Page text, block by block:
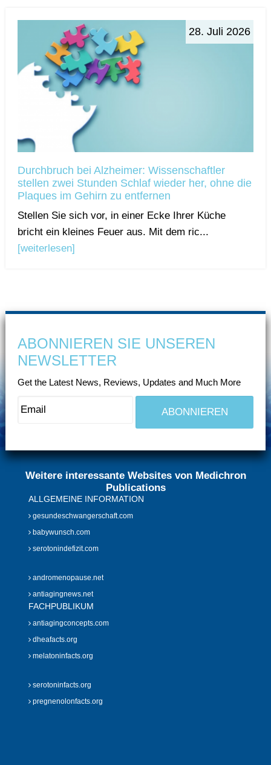
28. Juli 2026
Durchbruch bei Alzheimer: Wissenschaftler
stellen zwei Stunden Schlaf wieder her, ohne die
Plaques im Gehirn zu entfernen
Stellen Sie sich vor, in einer Ecke Ihrer Küche
bricht ein kleines Feuer aus. Mit dem ric...
[weiterlesen]
ABONNIEREN SIE UNSEREN
NEWSLETTER
Get the Latest News, Reviews, Updates and Much More
Weitere interessante Websites von Medichron
Publications
ALLGEMEINE INFORMATION
gesundeschwangerschaft.com
babywunsch.com
serotonindefizit.com
andromenopause.net
antiagingnews.net
FACHPUBLIKUM
antiagingconcepts.com
dheafacts.org
melatoninfacts.org
serotoninfacts.org
pregnenolonfacts.org